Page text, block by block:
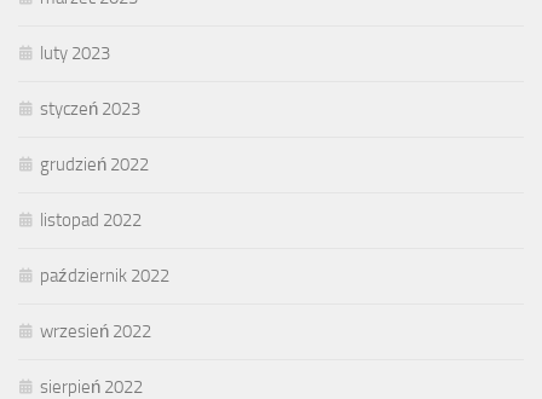
luty 2023
styczeń 2023
grudzień 2022
listopad 2022
październik 2022
wrzesień 2022
sierpień 2022